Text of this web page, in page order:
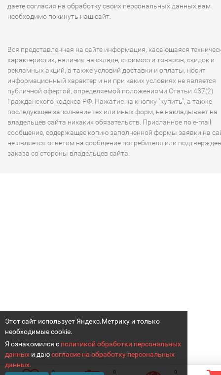
Этот сайт использует Яндекс.Метрику и только
необходимые cookie.
Я ознакомился с политикой обработки персональных
данных и даюсогласие на обработку персональных
данных.
даете согласия на обработку своих персональных данных,вам
необходимо покинуть наш сайт.
Вся представленная на сайте информация, касающаяся
характеристик, наличия на складе, стоимости товаров, скидок и
рекламных акций, а также условий доставки и оплаты, носит
информационный характер и ни при каких условиях не является
публичной офертой, определяемой положениями Статьи 437(2)
Гражданского кодекса РФ. Нажатие на кнопку "купить", а также
последующее заполнение тех или иных форм, не накладывает на
владельцев сайта никаких обязательств. Присланное по e-mail
сообщение, содержащее копию заполненной формы заявки на
не является ответом на сообщение потребителя или
заказа со стороны владельцев сайта.
0 0 0